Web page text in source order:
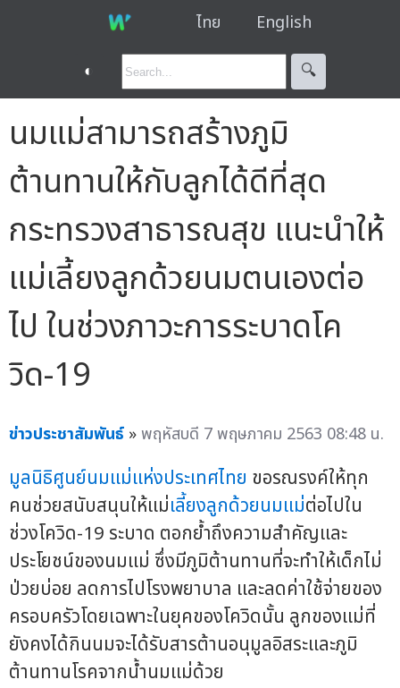
ไทย English
◐ 🔍︎
นมแม่สามารถสร้างภูมิ
ต้านทานให้กับลูกได้ดีที่สุด
กระทรวงสาธารณสุข แนะนำให้
แม่เลี้ยงลูกด้วยนมตนเองต่อ
ไป ในช่วงภาวะการระบาดโค
วิด-19
ข่าวประชาสัมพันธ์ »พฤหัสบดี 7 พฤษภาคม 2563 08:48 น.
มูลนิธิศูนย์นมแม่แห่งประเทศไทย ขอรณรงค์ให้ทุก
คนช่วยสนับสนุนให้แม่เลี้ยงลูกด้วยนมแม่ต่อไปใน
ช่วงโควิด-19 ระบาด ตอกย้ำถึงความสำคัญและ
ประโยชน์ของนมแม่ ซึ่งมีภูมิต้านทานที่จะทำให้เด็กไม่
ป่วยบ่อย ลดการไปโรงพยาบาล และลดค่าใช้จ่ายของ
ครอบครัวโดยเฉพาะในยุคของโควิดนั้น ลูกของแม่ที่
ยังคงได้กินนมจะได้รับสารต้านอนุมูลอิสระและภูมิ
ต้านทานโรคจากน้ำนมแม่ด้วย